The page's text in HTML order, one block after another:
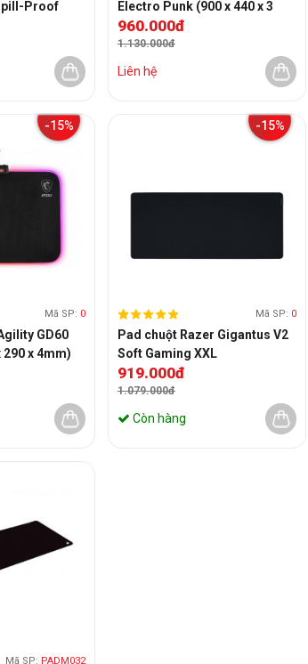
Proof
Electro Punk (900 x 440 x 3
mm)
960.000đ
1.130.000đ
Liên hệ
-15%
Mã SP: 0
GD60
290 x 4mm)
-15%
Mã SP: 0
Pad chuột Razer Gigantus V2
Soft Gaming XXL
919.000đ
1.079.000đ
Còn hàng
Mã SP: PADM032